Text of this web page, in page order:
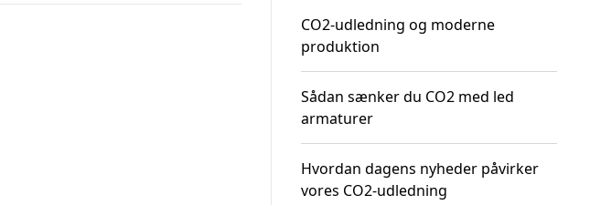
CO2-udledning og moderne
produktion
Sådan sænker du CO2 med led
armaturer
Hvordan dagens nyheder påvirker
vores CO2-udledning